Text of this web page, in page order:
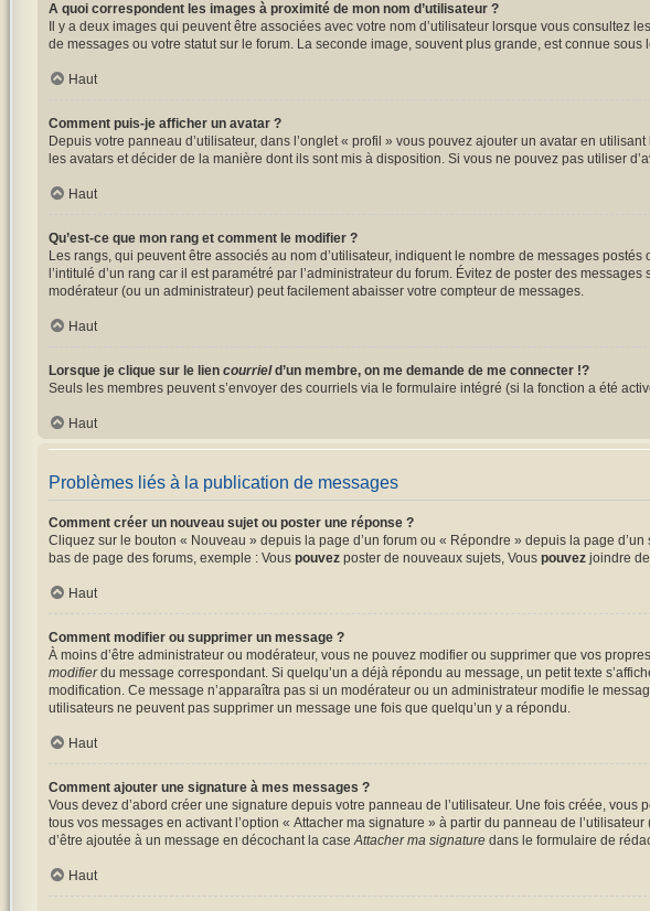
A quoi correspondent les images à proximité de mon nom d’utilisateur ?
Il y a deux images qui peuvent être associées avec votre nom d’utilisateur lorsque vous consultez
de messages ou votre statut sur le forum. La seconde image, souvent plus grande, est connue
Haut
Comment puis-je afficher un avatar ?
Depuis votre panneau d’utilisateur, dans l’onglet « profil » vous pouvez ajouter un avatar en
les avatars et décider de la manière dont ils sont mis à disposition. Si vous ne pouvez pas utiliser
Haut
Qu’est-ce que mon rang et comment le modifier ?
Les rangs, qui peuvent être associés au nom d’utilisateur, indiquent le nombre de messages
l’intitulé d’un rang car il est paramétré par l’administrateur du forum. Évitez de poster des
modérateur (ou un administrateur) peut facilement abaisser votre compteur de messages.
Haut
Lorsque je clique sur le lien courrield’un membre, on me demande de me connecter !?
Seuls les membres peuvent s’envoyer des courriels via le formulaire intégré (si la fonction a été
Haut
Problèmes liés à la publication de messages
Comment créer un nouveau sujet ou poster une réponse ?
Cliquez sur le bouton « Nouveau » depuis la page d’un forum ou « Répondre » depuis la page
bas de page des forums, exemple : Vous pouvezposter de nouveaux sujets, Vous pouvezjoindre
Haut
Comment modifier ou supprimer un message ?
À moins d’être administrateur ou modérateur, vous ne pouvez modifier ou supprimer que vos
modifierdu message correspondant. Si quelqu’un a déjà répondu au message, un petit texte
modification. Ce message n’apparaîtra pas si un modérateur ou un administrateur modifie le
utilisateurs ne peuvent pas supprimer un message une fois que quelqu’un y a répondu.
Haut
Comment ajouter une signature à mes messages ?
Vous devez d’abord créer une signature depuis votre panneau de l’utilisateur. Une fois créée, vous
tous vos messages en activant l’option « Attacher ma signature » à partir du panneau de l’utilisateur
d’être ajoutée à un message en décochant la caseAttacher ma signaturedans le formulaire de
Haut